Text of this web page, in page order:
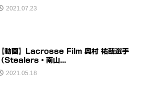
2021.07.23
【動画】Lacrosse Film 奥村 祐哉選手
（Stealers・南山...
2021.05.18